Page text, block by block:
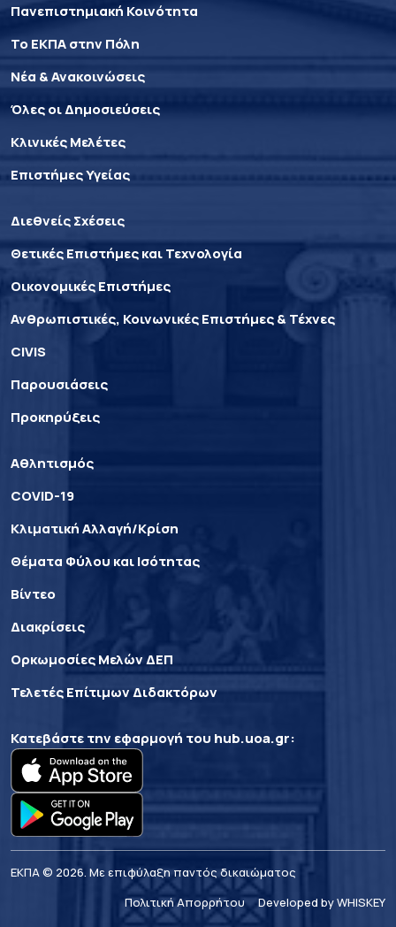
Πανεπιστημιακή Κοινότητα
Το ΕΚΠΑ στην Πόλη
Νέα & Ανακοινώσεις
Όλες οι Δημοσιεύσεις
Κλινικές Μελέτες
Επιστήμες Υγείας
Διεθνείς Σχέσεις
Θετικές Επιστήμες και Τεχνολογία
Οικονομικές Επιστήμες
Ανθρωπιστικές, Κοινωνικές Επιστήμες & Τέχνες
CIVIS
Παρουσιάσεις
Προκηρύξεις
Αθλητισμός
COVID-19
Κλιματική Αλλαγή/Κρίση
Θέματα Φύλου και Ισότητας
Βίντεο
Διακρίσεις
Ορκωμοσίες Μελών ΔΕΠ
Τελετές Επίτιμων Διδακτόρων
Κατεβάστε την εφαρμογή του hub.uoa.gr:
ΕΚΠΑ © 2026. Με επιφύλαξη παντός δικαιώματος
Πολιτική Απορρήτου
Developed by WHISKEY